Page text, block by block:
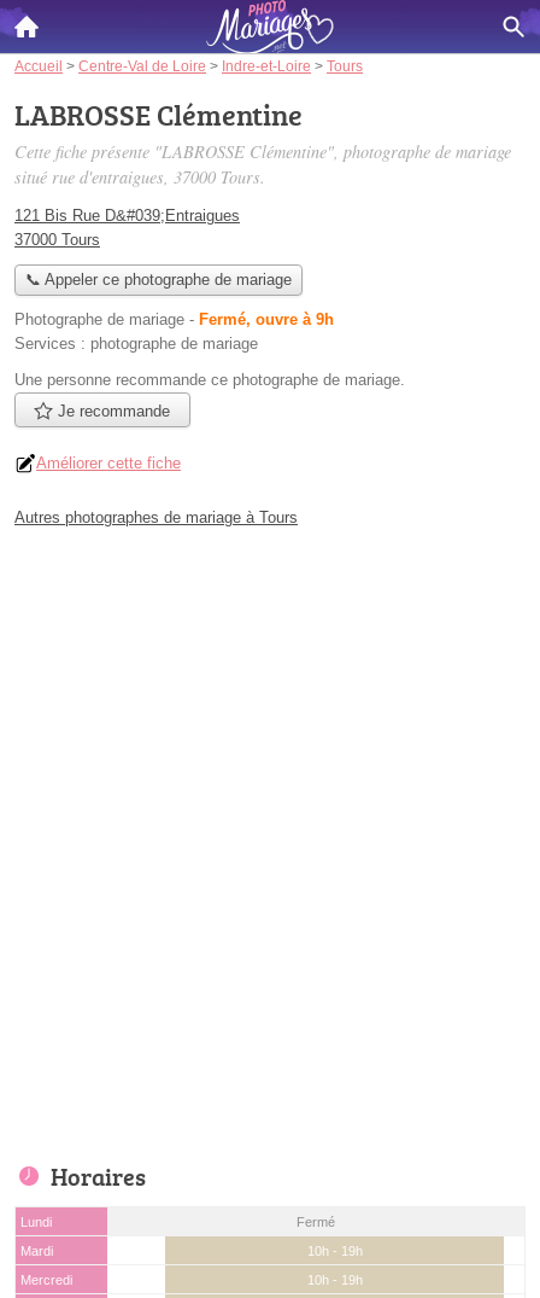
Accueil > Centre-Val de Loire > Indre-et-Loire > Tours
LABROSSE Clémentine
Cette fiche présente "LABROSSE Clémentine", photographe de mariage
situé rue d'entraigues, 37000 Tours.
121 Bis Rue D&#039;Entraigues
37000 Tours
📞 Appeler ce photographe de mariage
Photographe de mariage - Fermé, ouvre à 9h
Services : photographe de mariage
Une personne recommande ce photographe de mariage.
Je recommande
Améliorer cette fiche
Autres photographes de mariage à Tours
Horaires
Lundi
Fermé
Mardi
10h - 19h
Mercredi
10h - 19h